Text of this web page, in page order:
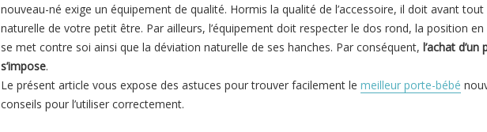
nouveau-né exige un équipement de qualité. Hormis la qualité de l’accessoire, il doit avant
naturelle de votre petit être. Par ailleurs, l’équipement doit respecter le dos rond, la position
se met contre soi ainsi que la déviation naturelle de ses hanches. Par conséquent, l’achat
s’impose.
Le présent article vous expose des astuces pour trouver facilement le meilleur porte-bébé
conseils pour l’utiliser correctement.